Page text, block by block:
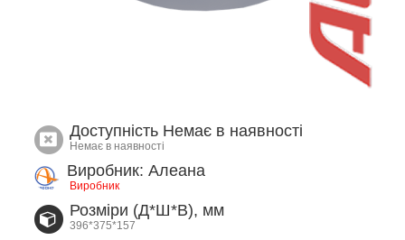
Доступність Немає в наявності
Немає в наявності
Виробник: Алеана
Виробник
Розміри (Д*Ш*В), мм
396*375*157